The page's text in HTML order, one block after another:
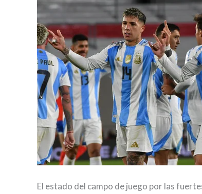
El estado del campo de juego por las